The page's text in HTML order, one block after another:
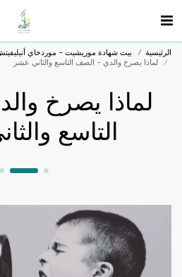
الرئيسية
بيت شهادة موريشيت - موردخاي
لماذا يصرخ والدي - الصف التاسع والثاني عشر
لماذا يصرخ
التاسع